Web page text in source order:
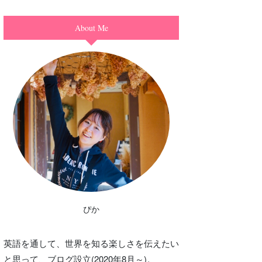
About Me
ぴか
英語を通して、世界を知る楽しさを伝えたい
と思って、ブログ設立(2020年8月～)。